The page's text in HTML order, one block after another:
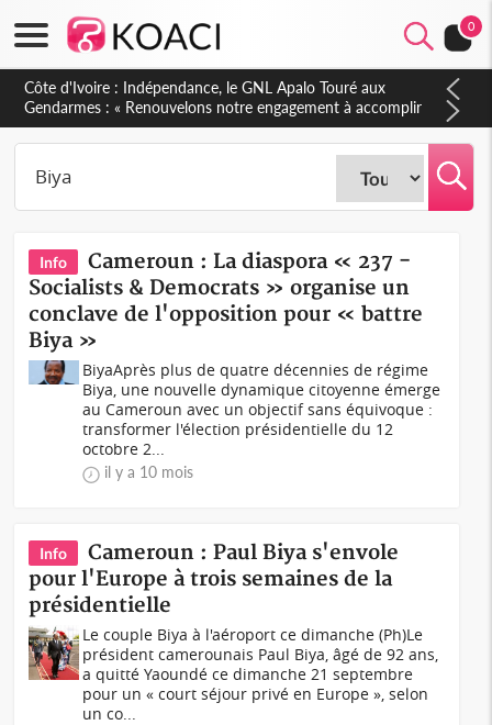
0
Sierra Leone : Un projet de réforme constitutionnelle en
gestation, points clés des amendements, un exclu d'avance
Info
Cameroun : La diaspora « 237 -
Socialists & Democrats » organise un
conclave de l'opposition pour « battre
Biya »
BiyaAprès plus de quatre décennies de régime
Biya, une nouvelle dynamique citoyenne émerge
au Cameroun avec un objectif sans équivoque :
transformer l'élection présidentielle du 12
octobre 2...
il y a 10 mois
Info
Cameroun : Paul Biya s'envole
pour l'Europe à trois semaines de la
présidentielle
Le couple Biya à l'aéroport ce dimanche (Ph)Le
président camerounais Paul Biya, âgé de 92 ans,
a quitté Yaoundé ce dimanche 21 septembre
pour un « court séjour privé en Europe », selon
un co...